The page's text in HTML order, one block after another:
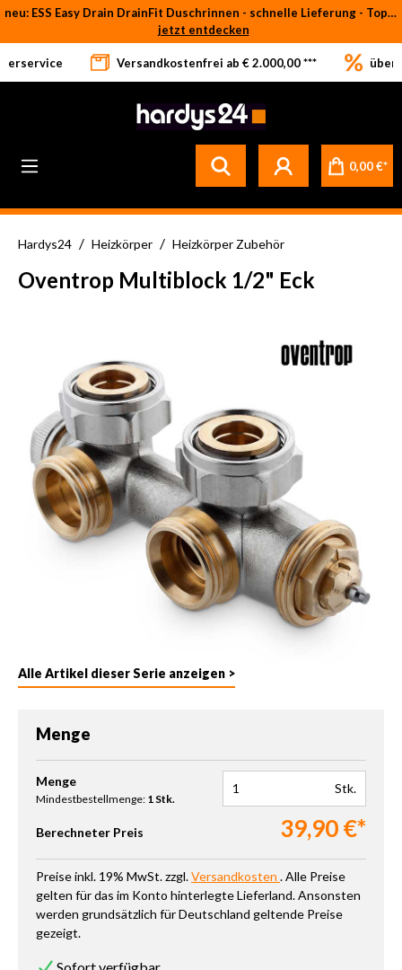
Zum Hauptinhalt springen
neu: ESS Easy Drain DrainFit Duschrinnen - schnelle Lieferung - Top-Preise
jetzt entdecken
Versandkostenfrei ab € 2.000,00 *** über
0,00 €*
Hardys24 / Heizkörper / Heizkörper Zubehör
Oventrop Multiblock 1/2" Eck
Alle Artikel dieser Serie anzeigen >
Menge
Produkt Anzahl: Gib den gewünschten Wert ein oder benutze
Menge
Mindestbestellmenge: 1 Stk.
Stk.
Berechneter Preis 39,90 €*
Preise inkl. 19% MwSt. zzgl.Versandkosten . Alle Preise
gelten für das im Konto hinterlegte Lieferland. Ansonsten
werden grundsätzlich für Deutschland geltende Preise
gezeigt.